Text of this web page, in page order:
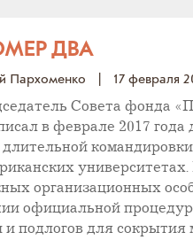
ДВА
Пархоменко
17 февраля
Совета фонда
в феврале 2017 года
организационных
официальной
подлогов для сокрытия